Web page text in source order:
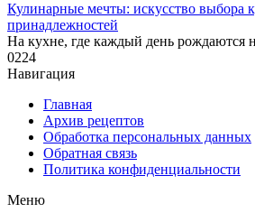
Кулинарные мечты: искусство выбора
принадлежностей
На кухне, где каждый день рождаются
0224
Навигация
Главная
Архив рецептов
Обработка персональных данных
Обратная связь
Политика конфиденциальности
Меню